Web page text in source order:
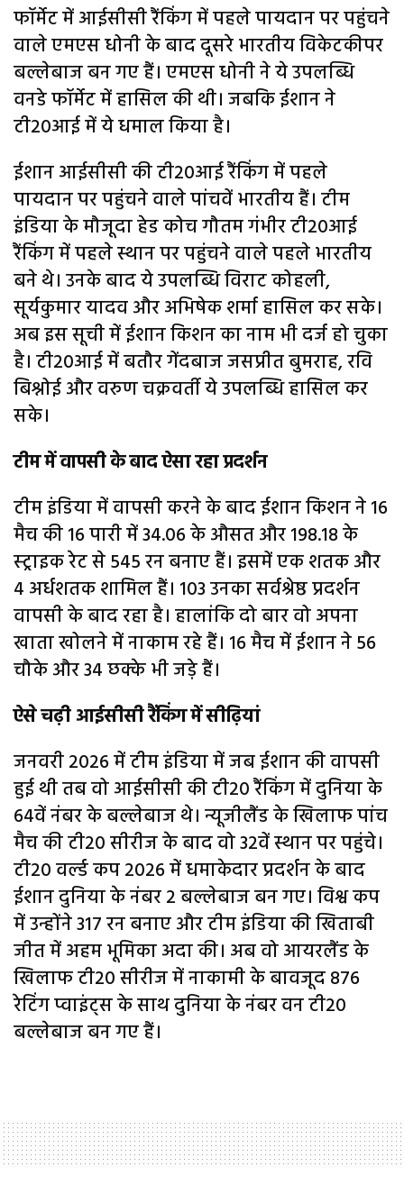
फॉर्मेट में आईसीसी रैंकिंग में पहले पायदान पर पहुंचने
वाले एमएस धोनी के बाद दूसरे भारतीय विकेटकीपर
बल्लेबाज बन गए हैं। एमएस धोनी ने ये उपलब्धि
वनडे फॉर्मेट में हासिल की थी। जबकि ईशान ने
टी20आई में ये धमाल किया है।
ईशान आईसीसी की टी20आई रैंकिंग में पहले
पायदान पर पहुंचने वाले पांचवें भारतीय हैं। टीम
इंडिया के मौजूदा हेड कोच गौतम गंभीर टी20आई
रैंकिंग में पहले स्थान पर पहुंचने वाले पहले भारतीय
बने थे। उनके बाद ये उपलब्धि विराट कोहली,
सूर्यकुमार यादव और अभिषेक शर्मा हासिल कर सके।
अब इस सूची में ईशान किशन का नाम भी दर्ज हो चुका
है। टी20आई में बतौर गेंदबाज जसप्रीत बुमराह, रवि
बिश्नोई और वरुण चक्रवर्ती ये उपलब्धि हासिल कर
सके।
टीम में वापसी के बाद ऐसा रहा प्रदर्शन
टीम इंडिया में वापसी करने के बाद ईशान किशन ने 16
मैच की 16 पारी में 34.06 के औसत और 198.18 के
स्ट्राइक रेट से 545 रन बनाए हैं। इसमें एक शतक और
4 अर्धशतक शामिल हैं। 103 उनका सर्वश्रेष्ठ प्रदर्शन
वापसी के बाद रहा है। हालांकि दो बार वो अपना
खाता खोलने में नाकाम रहे हैं। 16 मैच में ईशान ने 56
चौके और 34 छक्के भी जड़े हैं।
ऐसे चढ़ी आईसीसी रैंकिंग में सीढ़ियां
जनवरी 2026 में टीम इंडिया में जब ईशान की वापसी
हुई थी तब वो आईसीसी की टी20 रैंकिंग में दुनिया के
64वें नंबर के बल्लेबाज थे। न्यूजीलैंड के खिलाफ पांच
मैच की टी20 सीरीज के बाद वो 32वें स्थान पर पहुंचे।
टी20 वर्ल्ड कप 2026 में धमाकेदार प्रदर्शन के बाद
ईशान दुनिया के नंबर 2 बल्लेबाज बन गए। विश्व कप
में उन्होंने 317 रन बनाए और टीम इंडिया की खिताबी
जीत में अहम भूमिका अदा की। अब वो आयरलैंड के
खिलाफ टी20 सीरीज में नाकामी के बावजूद 876
रेटिंग प्वाइंट्स के साथ दुनिया के नंबर वन टी20
बल्लेबाज बन गए हैं।